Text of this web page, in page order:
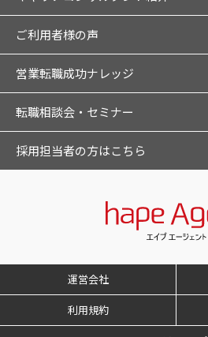
ご利用者様の声
営業転職成功ナレッジ
転職相談会・セミナー
採用担当者の方はこちら
運営会社
利用規約